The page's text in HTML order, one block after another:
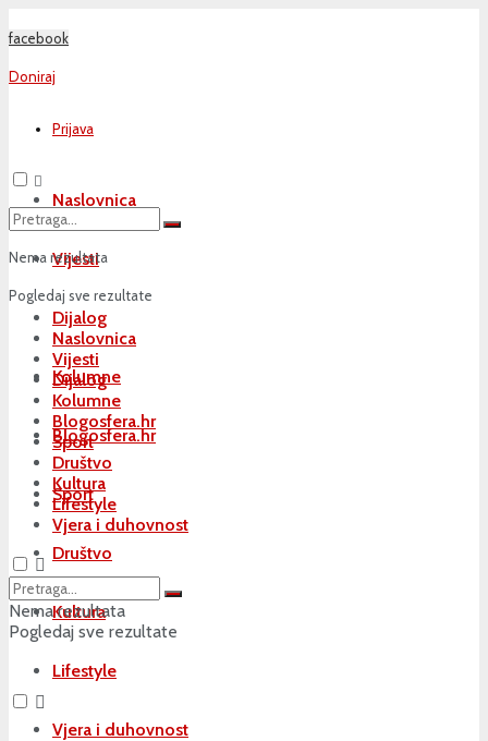
facebook
Doniraj
Prijava
Nema rezultata
Pogledaj sve rezultate
Naslovnica
Vijesti
Dijalog
Kolumne
Blogosfera.hr
Sport
Društvo
Kultura
Lifestyle
Vjera i duhovnost
Naslovnica
Vijesti
Dijalog
Kolumne
Blogosfera.hr
Sport
Društvo
Kultura
Lifestyle
Vjera i duhovnost
Nema rezultata
Pogledaj sve rezultate